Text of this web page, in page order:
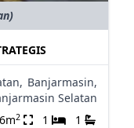
Banjarmasin,
Selatan
2 1 1